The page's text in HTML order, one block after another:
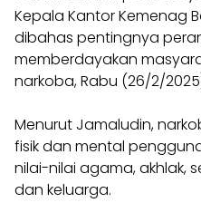
Kepala Kantor Kemenag
dibahas pentingnya
memberdayakan
narkoba, Rabu (26/2/
Menurut Jamaludin,
fisik dan mental
nilai-nilai agama, akhlak,
dan keluarga.